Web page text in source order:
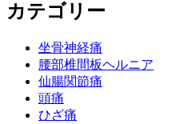
カテゴリー
坐骨神経痛
腰部椎間板ヘルニア
仙腸関節痛
頭痛
ひざ痛